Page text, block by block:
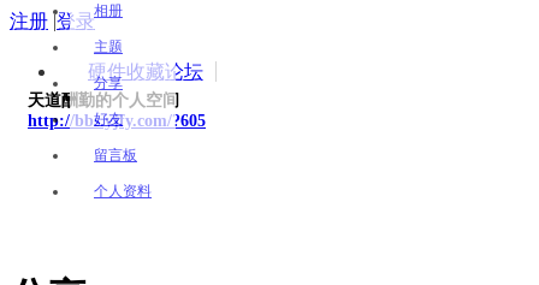
注册 |登录
硬件收藏论坛
天道酬勤的个人空间
http://bbs.yjfy.com/?605
相册
主题
分享
好友
留言板
个人资料